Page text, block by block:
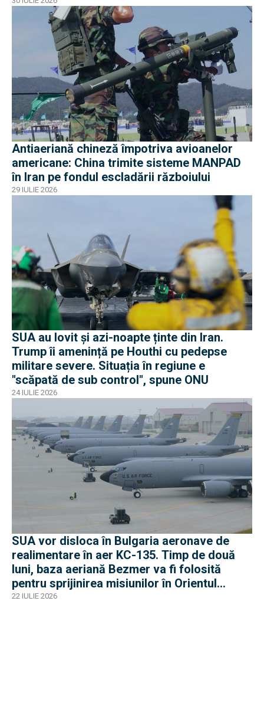
Antiaeriană chineză împotriva avioanelor
americane: China trimite sisteme MANPAD
în Iran pe fondul escladării războiului
29 IULIE 2026
SUA au lovit și azi-noapte ținte din Iran.
Trump îi amenință pe Houthi cu pedepse
militare severe. Situația în regiune e
"scăpată de sub control", spune ONU
24 IULIE 2026
SUA vor disloca în Bulgaria aeronave de
realimentare în aer KC-135. Timp de două
luni, baza aeriană Bezmer va fi folosită
pentru sprijinirea misiunilor în Orientul
Mijlociu
22 IULIE 2026